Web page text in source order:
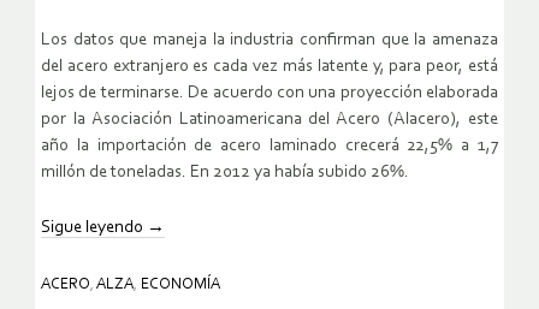
Los datos que maneja la industria confirman que la amenaza
del acero extranjero es cada vez más latente y, para peor, está
lejos de terminarse. De acuerdo con una proyección elaborada
por la Asociación Latinoamericana del Acero (Alacero), este
año la importación de acero laminado crecerá 22,5% a 1,7
millón de toneladas. En 2012 ya había subido 26%.
Sigue leyendo →
ACERO, ALZA, ECONOMÍA